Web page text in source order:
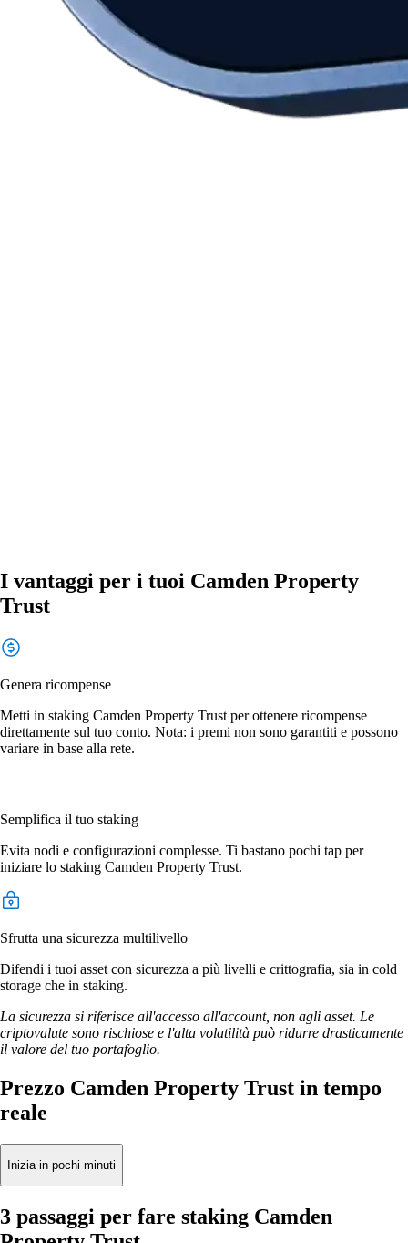
I vantaggi per i tuoi Camden Property
Trust
Genera ricompense
Metti in staking Camden Property Trust per ottenere ricompense
direttamente sul tuo conto. Nota: i premi non sono garantiti e possono
variare in base alla rete.
Semplifica il tuo staking
Evita nodi e configurazioni complesse. Ti bastano pochi tap per
iniziare lo staking Camden Property Trust.
Sfrutta una sicurezza multilivello
Difendi i tuoi asset con sicurezza a più livelli e crittografia, sia in cold
storage che in staking.
La sicurezza si riferisce all'accesso all'account, non agli asset. Le
criptovalute sono rischiose e l'alta volatilità può ridurre drasticamente
il valore del tuo portafoglio.
Prezzo Camden Property Trust in tempo
reale
Inizia in pochi minuti
3 passaggi per fare staking Camden